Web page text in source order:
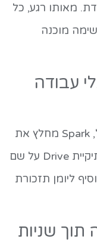
מאותו רגע, כל
מוכנה
בלי עבודה
כשמגיעה פנייה של לקוח חדש למייל, Spark מחלץ את
הפרטים (שם, חברה, נושא), פותח תיקיית Drive על שם
ליומן תזכורת